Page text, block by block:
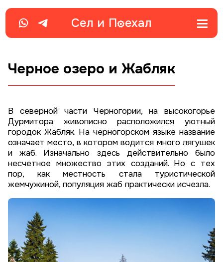
Сел и П ехал
Черное озеро и Жабляк
В северной части Черногории, на высокогорье
Дурмитора живописно расположился уютный
городок Жабляк. На черногорском языке название
означает место, в котором водится много лягушек
и жаб. Изначально здесь действительно было
несчетное множество этих созданий. Но с тех
пор, как местность стала туристической
жемчужиной, популяция жаб практически исчезла.